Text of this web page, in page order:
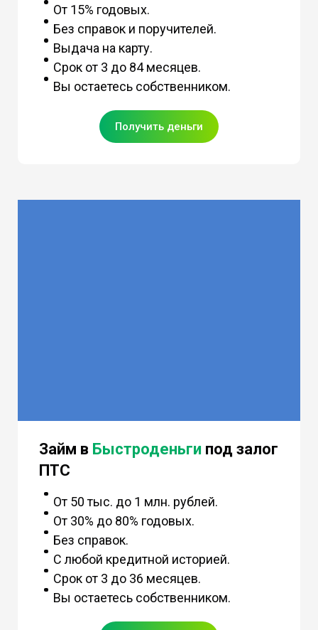
От 15% годовых.
Без справок и поручителей.
Выдача на карту.
Срок от 3 до 84 месяцев.
Вы остаетесь собственником.
Получить деньги
Займ в Быстроденьги под залог
ПТС
От 50 тыс. до 1 млн. рублей.
От 30% до 80% годовых.
Без справок.
С любой кредитной историей.
Срок от 3 до 36 месяцев.
Вы остаетесь собственником.